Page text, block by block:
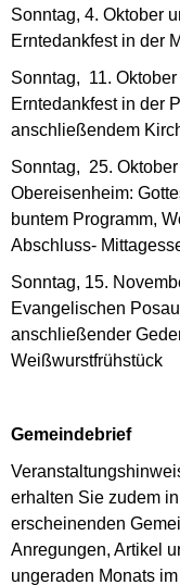
Sonntag, 4. Oktober
Erntedankfest in der
Sonntag, 11.
Erntedankfest in der
anschließendem
Sonntag, 25.
Obereisenheim:
buntem Programm,
Abschluss-
Sonntag, 15.
Evangelischen
anschließender
Weißwurstfrühstück
Gemeindebrief
erhalten Sie zudem
erscheinenden
Anregungen, Artikel
ungeraden Monats